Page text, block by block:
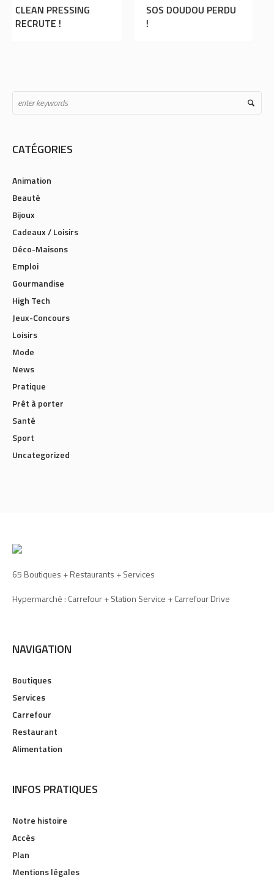
SOS DOUDOU PERDU
L’ASM RUGBY EN
CATÉGORIES
Animation
Beauté
Bijoux
Cadeaux / Loisirs
Déco-Maisons
Emploi
Gourmandise
High Tech
Jeux-Concours
Loisirs
Mode
News
Pratique
Prêt à porter
Santé
Sport
Uncategorized
65 Boutiques + Restaurants + Services
Hypermarché : Carrefour + Station Service + Carrefour Drive
NAVIGATION
Boutiques
Services
Carrefour
Restaurant
Alimentation
INFOS PRATIQUES
Notre histoire
Accès
Plan
Mentions légales